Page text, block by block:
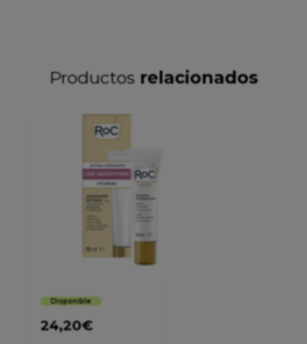
Productos relacionados
Disponible
24,20€